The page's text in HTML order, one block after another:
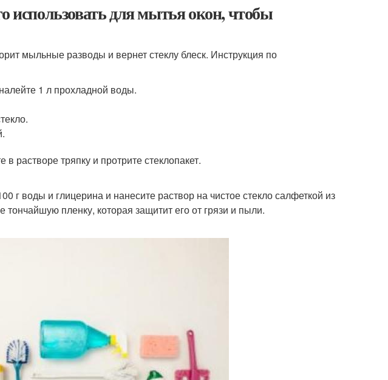
использовать для мытья окон, чтобы
мыльные разводы и вернет стеклу блеск. Инструкция по
1 л прохладной воды.
растворе тряпку и протрите стеклопакет.
г воды и глицерина и нанесите раствор на чистое стекло салфеткой из
пленку, которая защитит его от грязи и пыли.